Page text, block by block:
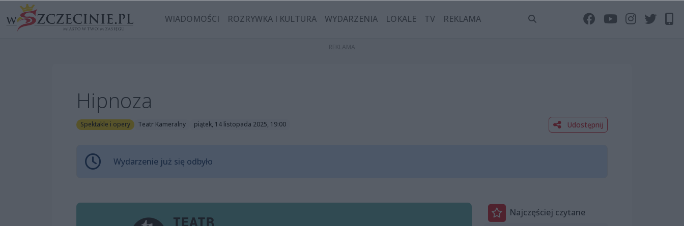
WIADOMOŚCI ROZRYWKA I KULTURA WYDARZENIA LOKALE TV REKLAMA
Hipnoza
Spektakle i opery Teatr Kameralny piątek, 14 listopada 2025, 19:00 Udostępnij
Wydarzenie już się odbyło
Najczęściej czytane